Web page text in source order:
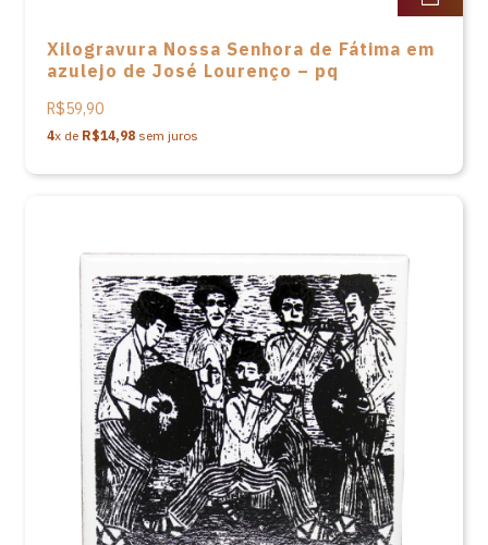
Xilogravura Nossa Senhora de Fátima em
azulejo de José Lourenço – pq
R$59,90
4x de R$14,98 sem juros